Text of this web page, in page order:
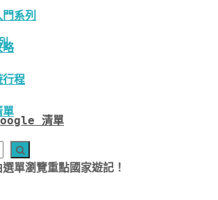
系列
略
行程
單
清單
單瀏覽重點國家遊記！